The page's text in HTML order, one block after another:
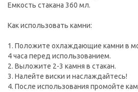
Емкость стакана 360 мл.
Как использовать камни:
1. Положите охлаждающие камни в
4 часа перед использованием.
2. Выложите 2-3 камня в стакан.
3. Налейте виски и наслаждайтесь!
4. После использования промойте